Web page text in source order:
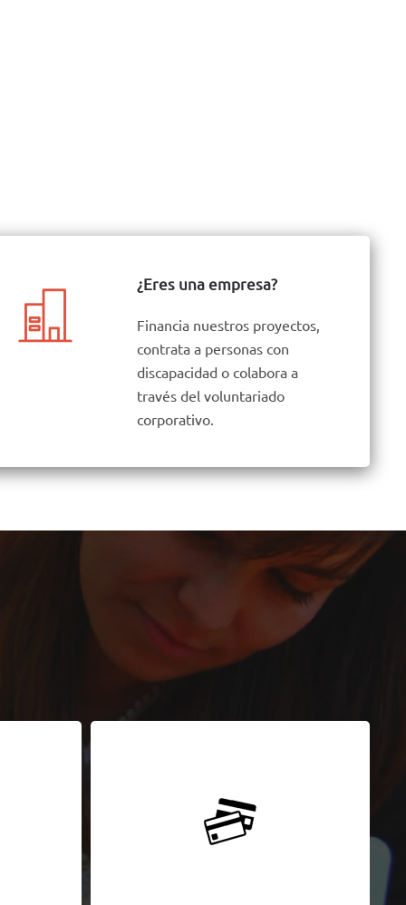
¿Eres una empresa?
Financia nuestros proyectos,
contrata a personas con
discapacidad o colabora a
través del voluntariado
corporativo.